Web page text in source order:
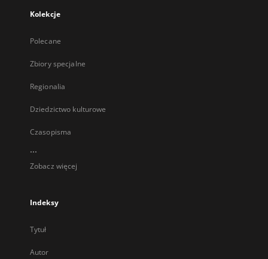
Kolekcje
Polecane
Zbiory specjalne
Regionalia
Dziedzictwo kulturowe
Czasopisma
...
Zobacz więcej
Indeksy
Tytuł
Autor